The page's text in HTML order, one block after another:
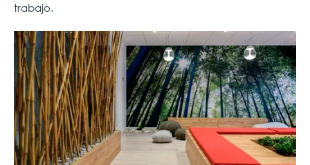
trabajo.